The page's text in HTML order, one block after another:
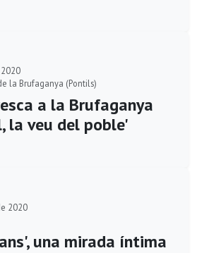
la Brufaganya (Pontils)
a la Brufaganya
la veu del poble'
2020
una mirada íntima